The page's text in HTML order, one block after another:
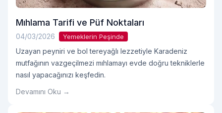
Mıhlama Tarifi ve Püf Noktaları
04/03/2026 Yemeklerin Peşinde
Uzayan peyniri ve bol tereyağlı lezzetiyle Karadeniz
mutfağının vazgeçilmezi mıhlamayı evde doğru tekniklerle
nasıl yapacağınızı keşfedin.
Devamını Oku →